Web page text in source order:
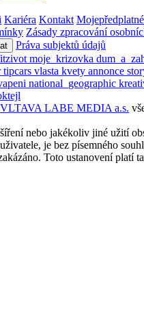
Kariéra Kontakt
Zásady zpracování
Práva subjektů údajů
moje_krizovka
tipcars vlasta kvety annonce
national_geographic
VLTAVA LABE MEDIA a.s.
nebo jakékoliv jiné užití
je bez písemného
Toto ustanovení platí